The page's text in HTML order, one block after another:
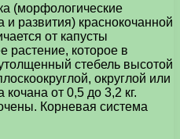
(морфологические
и развития) краснокочанной
от капусты
растение, которое в
стебель высотой
округлой или
от 0,5 до 3,2 кг.
Корневая система